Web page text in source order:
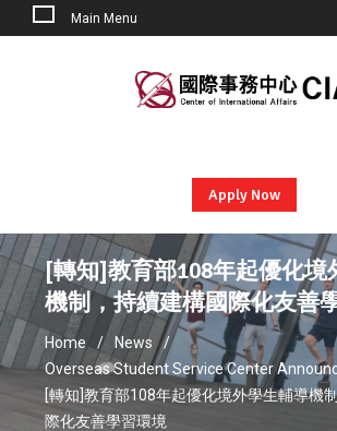
Main Menu
Apply Now
[轉知]教育部108年起優化境
機制，持續建構國際化友善
Home
News
Overseas Student Service Center
[轉知]教育部108年起優化境外學生輔導機
際化友善學習環境